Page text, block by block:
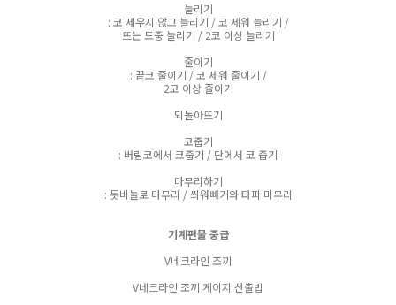
늘리기
: 코 세우지 않고 늘리기 / 코 세워 늘리기 /
뜨는 도중 늘리기 / 2코 이상 늘리기
줄이기
: 끝코 줄이기 / 코 세워 줄이기 /
2코 이상 줄이기
되돌아뜨기
코줍기
: 버림코에서 코줍기 / 단에서 코 줍기
마무리하기
: 돗바늘로 마무리 / 씌워빼기와 타피 마무리
기계편물 중급
V네크라인 조끼
V네크라인 조끼 게이지 산출법